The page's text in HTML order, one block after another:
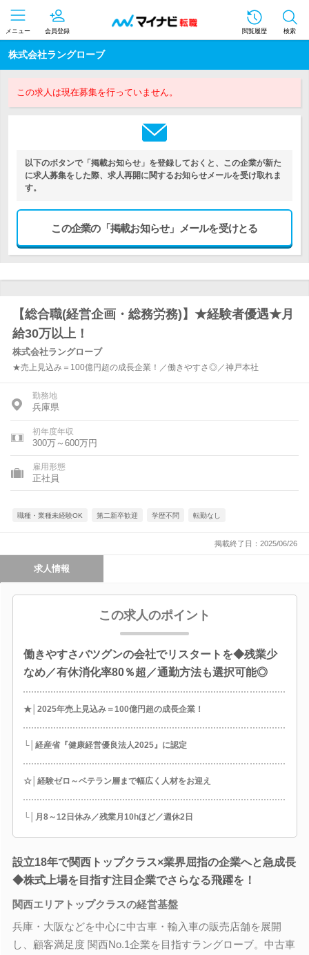
メニュー 会員登録 閲覧履歴 検索
株式会社ラングローブ
この求人は現在募集を行っていません。
以下のボタンで「掲載お知らせ」を登録しておくと、この企業が新た
に求人募集をした際、求人再開に関するお知らせメールを受け取れま
す。
この企業の「掲載お知らせ」メールを受けとる
【総合職(経営企画・総務労務)】★経験者優遇★月
給30万以上！
株式会社ラングローブ
★売上見込み＝100億円超の成長企業！／働きやすさ◎／神戸本社
勤務地
兵庫県
初年度年収
300万～600万円
雇用形態
正社員
職種・業種未経験OK 第二新卒歓迎 学歴不問 転勤なし
掲載終了日：2025/06/26
求人情報
この求人のポイント
働きやすさバツグンの会社でリスタートを◆残業少
なめ／有休消化率80％超／通勤方法も選択可能◎
★│2025年売上見込み＝100億円超の成長企業！
└│経産省『健康経営優良法人2025』に認定
☆│経験ゼロ～ベテラン層まで幅広く人材をお迎え
└│月8～12日休み／残業月10hほど／週休2日
設立18年で関西トップクラス×業界屈指の企業へと急成長
◆株式上場を目指す注目企業でさらなる飛躍を！
関西エリアトップクラスの経営基盤
兵庫・大阪などを中心に中古車・輸入車の販売店舗を展開
し、顧客満足度 関西No.1企業を目指すラングローブ。中古車